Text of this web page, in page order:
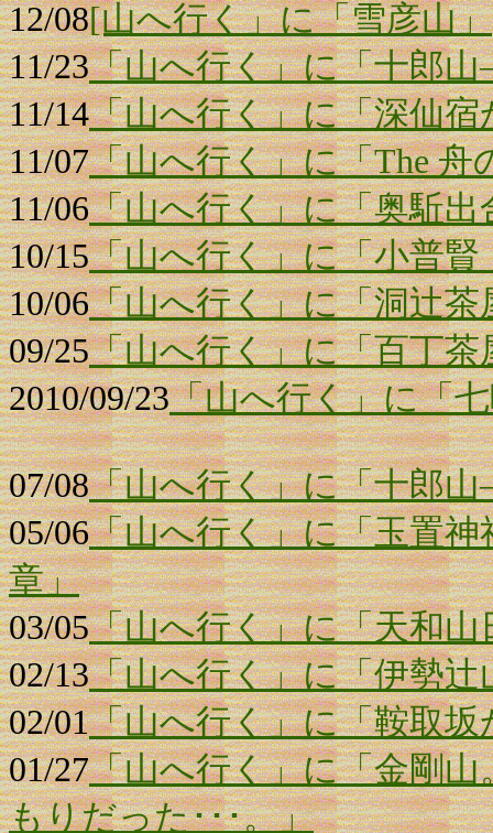
12/08[山へ行く」に「雪彦山」
11/23「山へ行く」に「十郎
11/14「山へ行く」に「深仙宿
11/07「山へ行く」に「The 舟
11/06「山へ行く」に「奥駈
10/15「山へ行く」に「小普
10/06「山へ行く」に「洞辻
09/25「山へ行く」に「百丁
2010/09/23「山へ行く」に「
07/08「山へ行く」に「十郎
05/06「山へ行く」に「玉置
章」
03/05「山へ行く」に「天和
02/13「山へ行く」に「伊勢
02/01「山へ行く」に「鞍取
01/27「山へ行く」に「金剛
もりだった･･･。」